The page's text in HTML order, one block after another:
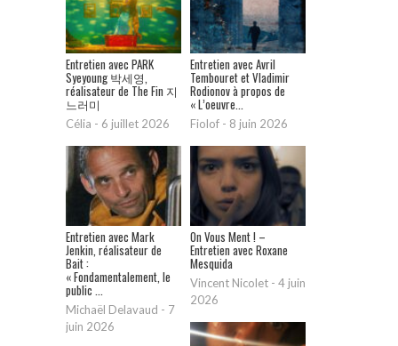
Entretien avec PARK
Syeyoung 박세영,
réalisateur de The Fin 지
느러미
Célia - 6 juillet 2026
Entretien avec Avril
Tembouret et Vladimir
Rodionov à propos de
« L’oeuvre...
Fiolof - 8 juin 2026
Entretien avec Mark
Jenkin, réalisateur de
Bait :
« Fondamentalement, le
public ...
Michaël Delavaud - 7
juin 2026
On Vous Ment ! –
Entretien avec Roxane
Mesquida
Vincent Nicolet - 4 juin
2026